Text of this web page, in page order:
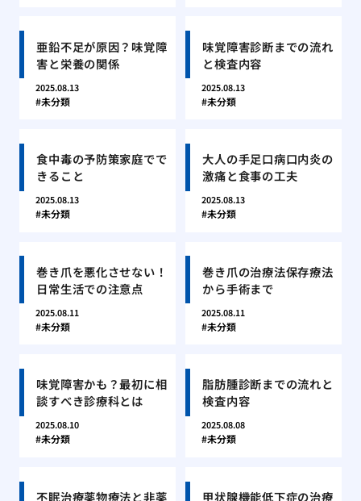
亜鉛不足が原因？味覚障
害と栄養の関係
2025.08.13
未分類
味覚障害診断までの流れ
と検査内容
2025.08.13
未分類
食中毒の予防策家庭でで
きること
2025.08.13
未分類
大人の手足口病口内炎の
激痛と食事の工夫
2025.08.13
未分類
巻き爪を悪化させない！
日常生活での注意点
2025.08.11
未分類
巻き爪の治療法保存療法
から手術まで
2025.08.11
未分類
味覚障害かも？最初に相
談すべき診療科とは
2025.08.10
未分類
脂肪腫診断までの流れと
検査内容
2025.08.08
未分類
不眠治療薬物療法と非薬 甲状腺機能低下症の治療